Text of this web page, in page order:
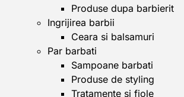
Produse dupa barbierit
Ingrijirea barbii
Ceara si balsamuri
Par barbati
Sampoane barbati
Produse de styling
Tratamente si fiole